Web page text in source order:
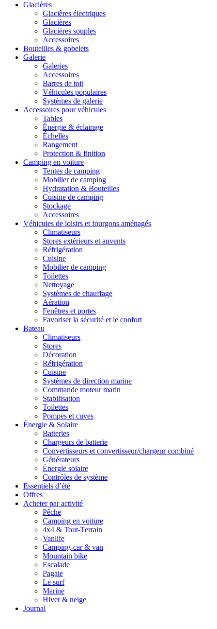
Glacières
Glacières électriques
Glacières
Glacières souples
Accessoires
Bouteilles & gobelets
Galerie
Galeries
Accessoires
Barres de toit
Véhicules populaires
Systèmes de galerie
Accessoires pour véhicules
Tables
Énergie & éclairage
Échelles
Rangement
Protection & finition
Camping en voiture
Tentes de camping
Mobilier de camping
Hydratation & Bouteilles
Cuisine de camping
Stockage
Accessoires
Véhicules de loisirs et fourgons aménagés
Climatiseurs
Stores extérieurs et auvents
Réfrigération
Cuisine
Mobilier de camping
Toilettes
Nettoyage
Systèmes de chauffage
Aération
Fenêtres et portes
Favoriser la sécurité et le confort
Bateau
Climatiseurs
Stores
Décoration
Réfrigération
Cuisine
Systèmes de direction marine
Commande moteur marin
Stabilisation
Toilettes
Pompes et cuves
Énergie & Solaire
Batteries
Chargeurs de batterie
Convertisseurs et convertisseur/chargeur combiné
Générateurs
Énergie solaire
Contrôles de système
Essentiels d’été
Offres
Acheter par activité
Pêche
Camping en voiture
4x4 & Tout-Terrain
Vanlife
Camping-car & van
Mountain bike
Escalade
Pagaie
Le surf
Marine
Hiver & neige
Journal